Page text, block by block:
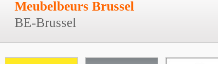
Meubelbeurs Brussel
BE-Brussel